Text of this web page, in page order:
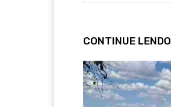
CONTINUE LENDO